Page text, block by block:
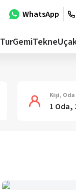
WhatsApp
TurGemiTekne
Kişi, Oda
1 Oda,